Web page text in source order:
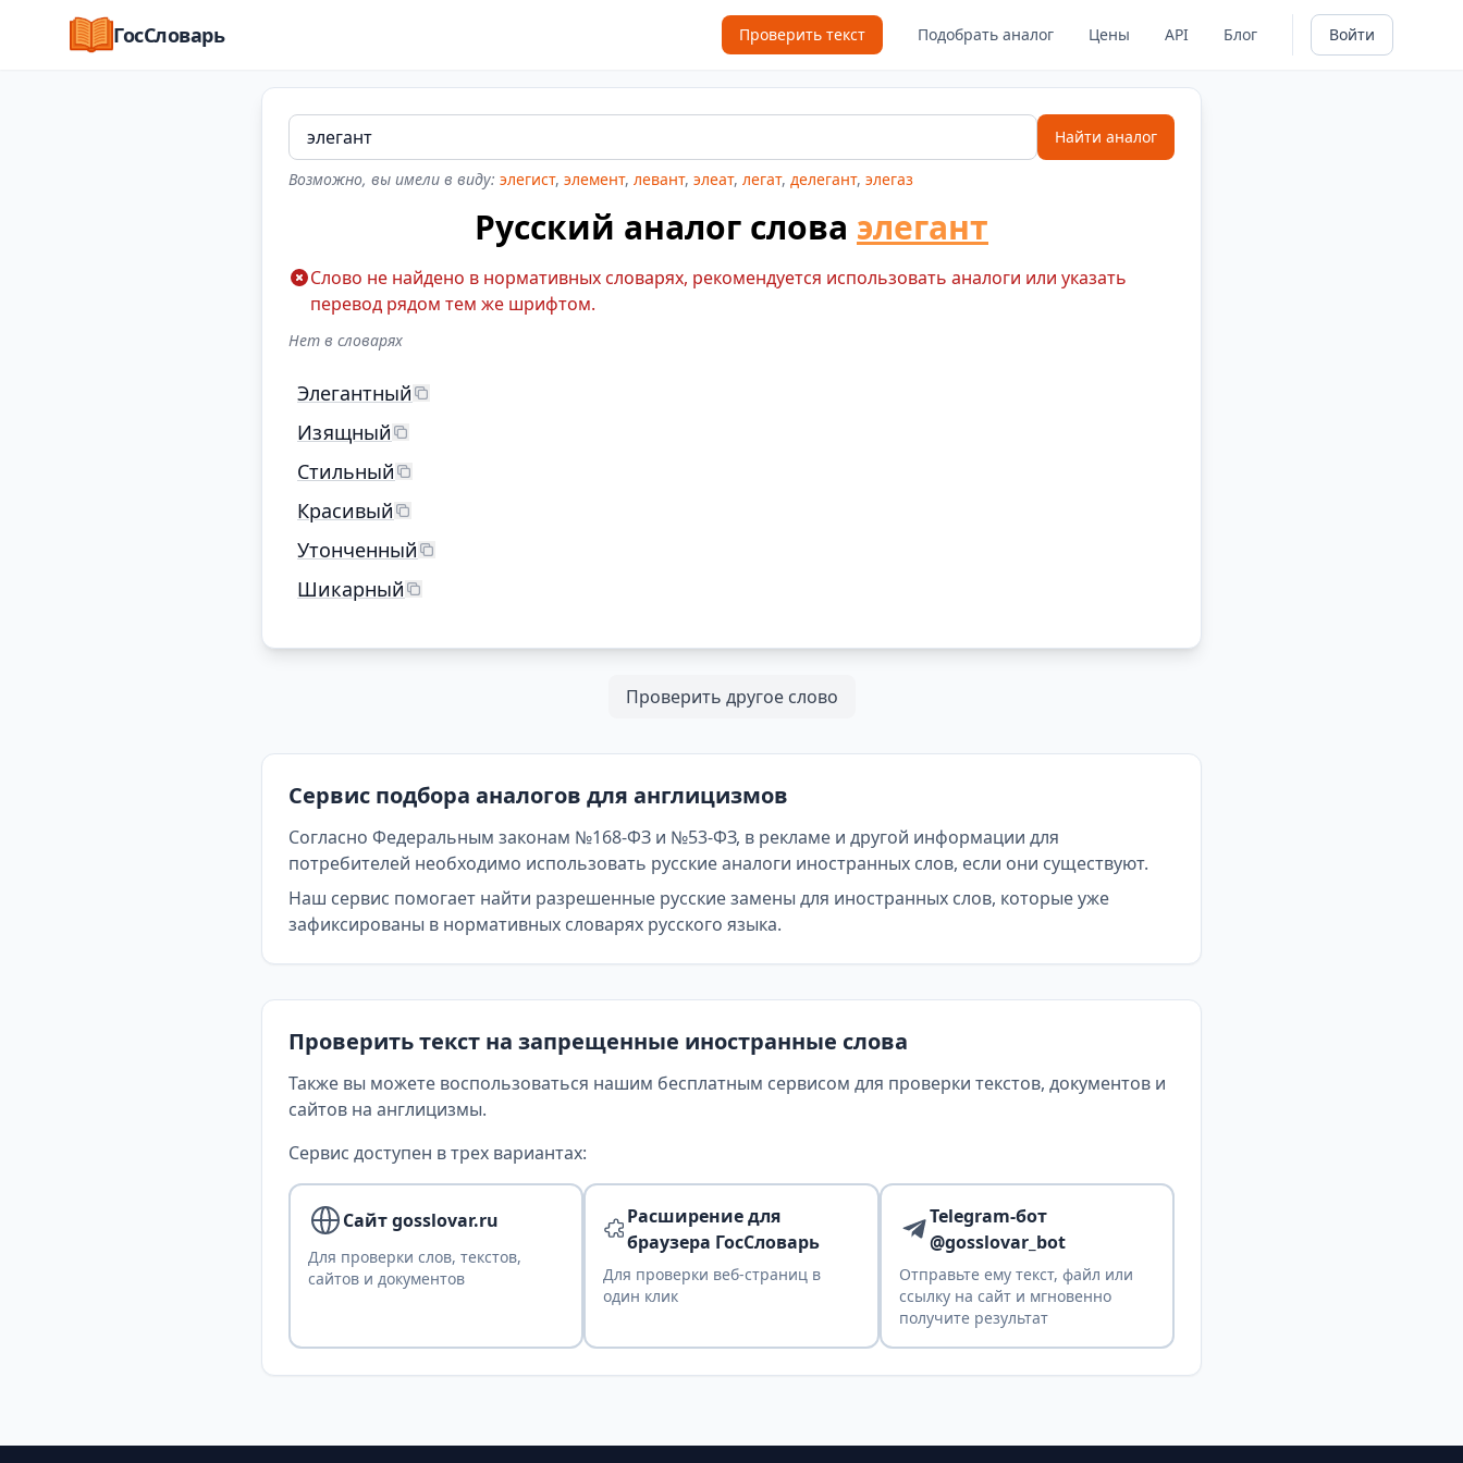
ГосСловарь Проверить текст Подобрать аналог Цены API Блог Войти
Найти аналог
Возможно, вы имели в виду: элегист, элемент, левант, элеат, легат, делегант, элегаз
Русский аналог слова элегант
Слово не найдено в нормативных словарях, рекомендуется использовать аналоги или указать
перевод рядом тем же шрифтом.
Нет в словарях
Элегантный
Изящный
Стильный
Красивый
Утонченный
Шикарный
Проверить другое слово
Сервис подбора аналогов для англицизмов
Согласно Федеральным законам №168-ФЗ и №53-ФЗ, в рекламе и другой информации для
потребителей необходимо использовать русские аналоги иностранных слов, если они существуют.
Наш сервис помогает найти разрешенные русские замены для иностранных слов, которые уже
зафиксированы в нормативных словарях русского языка.
Проверить текст на запрещенные иностранные слова
Также вы можете воспользоваться нашим бесплатным сервисом для проверки текстов, документов и
сайтов на англицизмы.
Сервис доступен в трех вариантах:
Сайт gosslovar.ru
Для проверки слов, текстов,
сайтов и документов
Расширение для
браузера ГосСловарь
Для проверки веб-страниц в
один клик
Telegram-бот
@gosslovar_bot
Отправьте ему текст, файл или
ссылку на сайт и мгновенно
получите результат